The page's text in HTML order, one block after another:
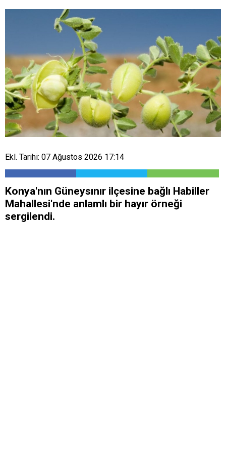
Ekl. Tarihi: 07 Ağustos 2026 17:14
Konya'nın Güneysınır ilçesine bağlı Habiller
Mahallesi'nde anlamlı bir hayır örneği
sergilendi.